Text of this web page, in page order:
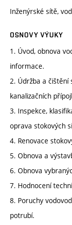
Inženýrské sítě,
OSNOVY VÝUKY
1. Úvod, obnova
informace.
2. Údržba a čištění
kanalizačních
3. Inspekce,
oprava stokových
4. Renovace
5. Obnova a
6. Obnova
7. Hodnocení
8. Poruchy
potrubí.